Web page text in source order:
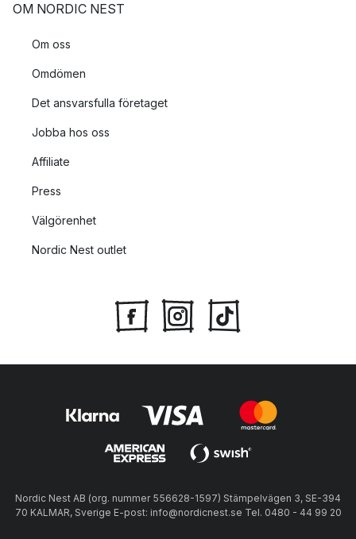
OM NORDIC NEST
Om oss
Omdömen
Det ansvarsfulla företaget
Jobba hos oss
Affiliate
Press
Välgörenhet
Nordic Nest outlet
Nordic Nest AB (org. nummer 556628-1597) Stämpelvägen 3, SE-394
70 KALMAR, Sverige E-post: info@nordicnest.se Tel. 0480 - 44 99 20